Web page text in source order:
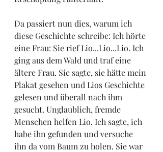
Da passiert nun dies, warum ich
diese Geschichte schreibe: Ich hörte
eine Frau: Sie rief Lio...Lio...Lio. Ich
ging aus dem Wald und traf eine
ältere Frau. Sie sagte, sie hätte mein
Plakat gesehen und Lios Geschichte
gelesen und überall nach ihm
gesucht. Unglaublich, fremde
Menschen helfen Lio. Ich sagte, ich
habe ihn gefunden und versuche
ihn da vom Baum zu holen. Sie war